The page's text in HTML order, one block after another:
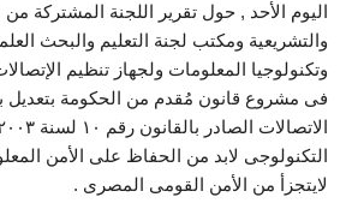
اليوم الأحد , حول تقرير اللجنة المشتركة
والتشريعية ومكتب لجنة التعليم والبحث
وتكنولوجيا المعلومات ولجهاز تنظيم
فى مشروع قانون مُقدم من الحكومة بتعديل
التكنولوجى لابد من الحفاظ على الأمن
لايتجزأ من الأمن القومى المصرى .